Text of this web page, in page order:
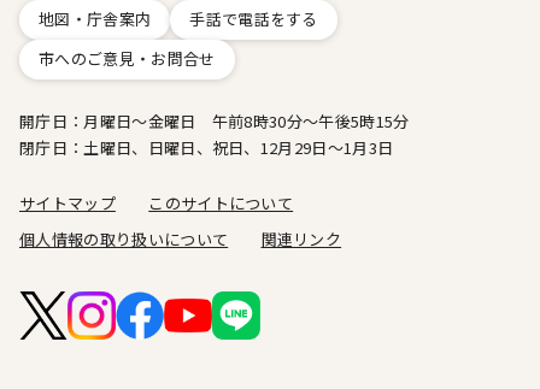
地図・庁舎案内
手話で電話をする
市へのご意見・お問合せ
開庁日：月曜日～金曜日 午前8時30分～午後5時15分
閉庁日：土曜日、日曜日、祝日、12月29日～1月3日
サイトマップ
このサイトについて
個人情報の取り扱いについて
関連リンク